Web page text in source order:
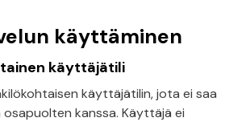
käyttäminen
käyttäjätili
käyttäjätilin, jota ei saa
osapuolten kanssa. Käyttäjä ei